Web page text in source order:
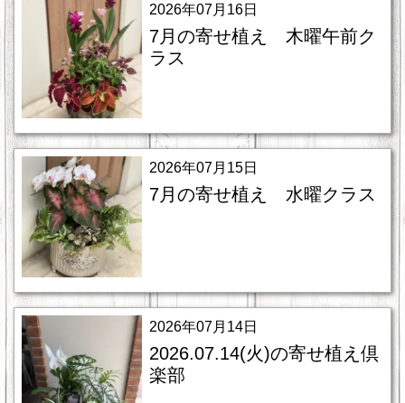
2026年07月16日
7月の寄せ植え 木曜午前ク
ラス
2026年07月15日
7月の寄せ植え 水曜クラス
2026年07月14日
2026.07.14(火)の寄せ植え倶
楽部